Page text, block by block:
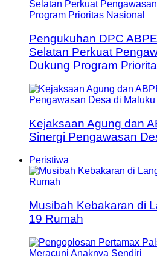
Pengukuhan DPC
Selatan Perkuat
Dukung Program
Kejaksaan Agung dan
Sinergi Pengawasan
Peristiwa
Musibah Kebakaran di
19 Rumah